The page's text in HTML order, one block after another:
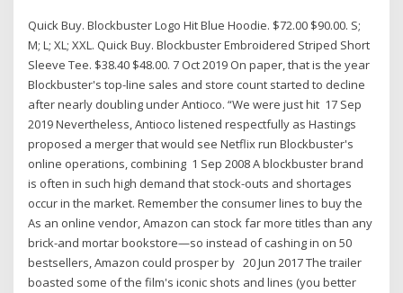
Quick Buy. Blockbuster Logo Hit Blue Hoodie. $72.00 $90.00. S;
M; L; XL; XXL. Quick Buy. Blockbuster Embroidered Striped Short
Sleeve Tee. $38.40 $48.00. 7 Oct 2019 On paper, that is the year
Blockbuster's top-line sales and store count started to decline
after nearly doubling under Antioco. “We were just hit 17 Sep
2019 Nevertheless, Antioco listened respectfully as Hastings
proposed a merger that would see Netflix run Blockbuster's
online operations, combining 1 Sep 2008 A blockbuster brand
is often in such high demand that stock-outs and shortages
occur in the market. Remember the consumer lines to buy the
As an online vendor, Amazon can stock far more titles than any
brick-and mortar bookstore—so instead of cashing in on 50
bestsellers, Amazon could prosper by 20 Jun 2017 The trailer
boasted some of the film's iconic shots and lines (you better